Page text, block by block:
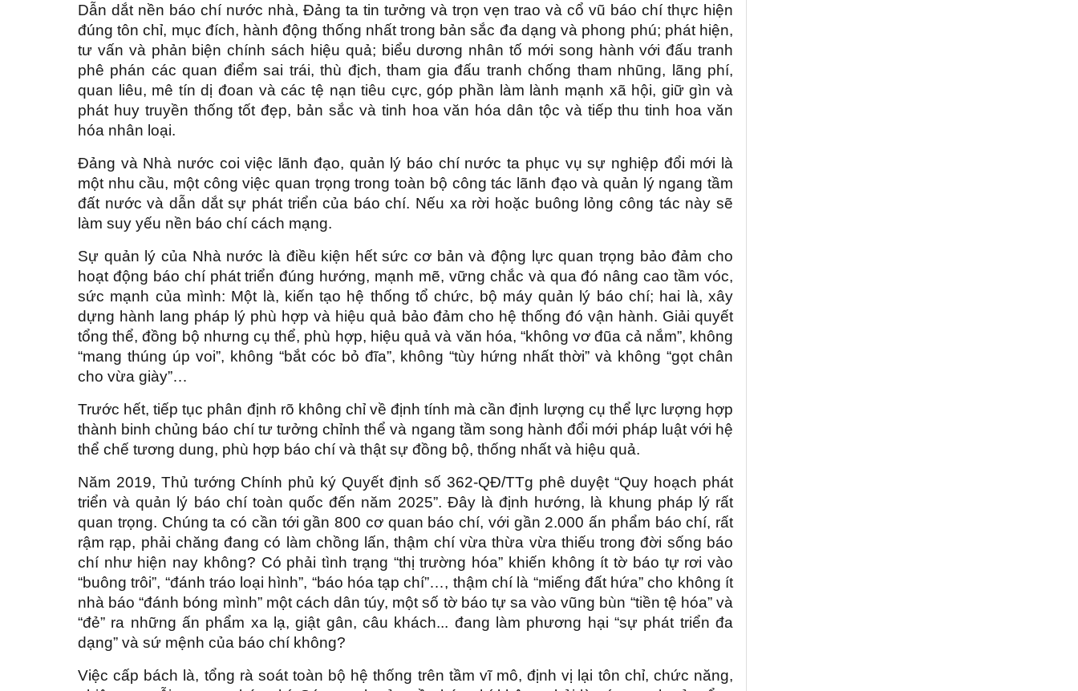
Dẫn dắt nền báo chí nước nhà, Đảng ta tin tưởng và trọn vẹn trao và cổ vũ báo chí thực hiện
đúng tôn chỉ, mục đích, hành động thống nhất trong bản sắc đa dạng và phong phú; phát hiện,
tư vấn và phản biện chính sách hiệu quả; biểu dương nhân tố mới song hành với đấu tranh
phê phán các quan điểm sai trái, thù địch, tham gia đấu tranh chống tham nhũng, lãng phí,
quan liêu, mê tín dị đoan và các tệ nạn tiêu cực, góp phần làm lành mạnh xã hội, giữ gìn và
phát huy truyền thống tốt đẹp, bản sắc và tinh hoa văn hóa dân tộc và tiếp thu tinh hoa văn
hóa nhân loại.
Đảng và Nhà nước coi việc lãnh đạo, quản lý báo chí nước ta phục vụ sự nghiệp đổi mới là
một nhu cầu, một công việc quan trọng trong toàn bộ công tác lãnh đạo và quản lý ngang tầm
đất nước và dẫn dắt sự phát triển của báo chí. Nếu xa rời hoặc buông lỏng công tác này sẽ
làm suy yếu nền báo chí cách mạng.
Sự quản lý của Nhà nước là điều kiện hết sức cơ bản và động lực quan trọng bảo đảm cho
hoạt động báo chí phát triển đúng hướng, mạnh mẽ, vững chắc và qua đó nâng cao tầm vóc,
sức mạnh của mình: Một là, kiến tạo hệ thống tổ chức, bộ máy quản lý báo chí; hai là, xây
dựng hành lang pháp lý phù hợp và hiệu quả bảo đảm cho hệ thống đó vận hành. Giải quyết
tổng thể, đồng bộ nhưng cụ thể, phù hợp, hiệu quả và văn hóa, “không vơ đũa cả nắm”, không
“mang thúng úp voi”, không “bắt cóc bỏ đĩa”, không “tùy hứng nhất thời” và không “gọt chân
cho vừa giày”…
Trước hết, tiếp tục phân định rõ không chỉ về định tính mà cần định lượng cụ thể lực lượng hợp
thành binh chủng báo chí tư tưởng chỉnh thể và ngang tầm song hành đổi mới pháp luật với hệ
thể chế tương dung, phù hợp báo chí và thật sự đồng bộ, thống nhất và hiệu quả.
Năm 2019, Thủ tướng Chính phủ ký Quyết định số 362-QĐ/TTg phê duyệt “Quy hoạch phát
triển và quản lý báo chí toàn quốc đến năm 2025”. Đây là định hướng, là khung pháp lý rất
quan trọng. Chúng ta có cần tới gần 800 cơ quan báo chí, với gần 2.000 ấn phẩm báo chí, rất
rậm rạp, phải chăng đang có làm chồng lấn, thậm chí vừa thừa vừa thiếu trong đời sống báo
chí như hiện nay không? Có phải tình trạng “thị trường hóa” khiến không ít tờ báo tự rơi vào
“buông trôi”, “đánh tráo loại hình”, “báo hóa tạp chí”…, thậm chí là “miếng đất hứa” cho không ít
nhà báo “đánh bóng mình” một cách dân túy, một số tờ báo tự sa vào vũng bùn “tiền tệ hóa” và
“đẻ” ra những ấn phẩm xa lạ, giật gân, câu khách... đang làm phương hại “sự phát triển đa
dạng” và sứ mệnh của báo chí không?
Việc cấp bách là, tổng rà soát toàn bộ hệ thống trên tầm vĩ mô, định vị lại tôn chỉ, chức năng,